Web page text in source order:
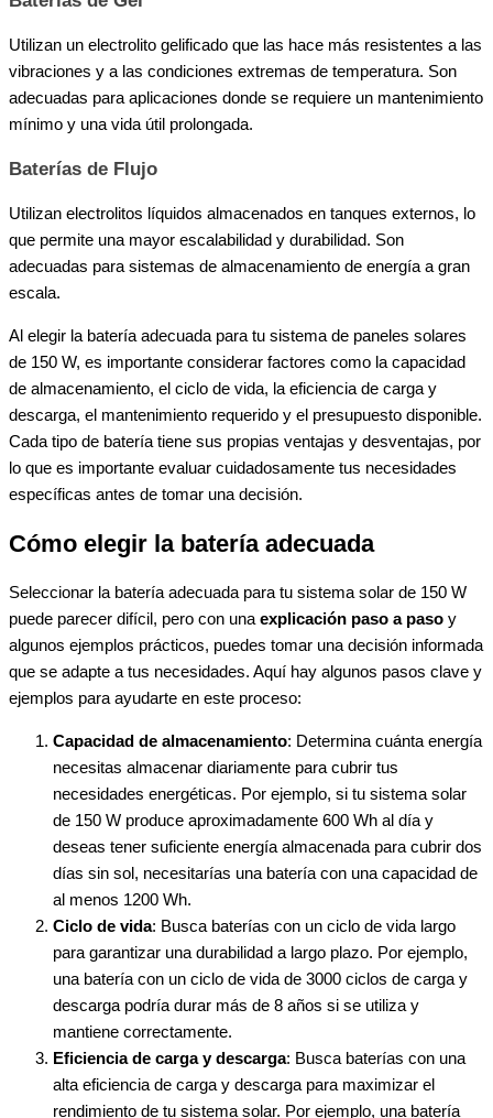
Utilizan un electrolito gelificado que las hace más resistentes a las
vibraciones y a las condiciones extremas de temperatura. Son
adecuadas para aplicaciones donde se requiere un mantenimiento
mínimo y una vida útil prolongada.
Baterías de Flujo
Utilizan electrolitos líquidos almacenados en tanques externos, lo
que permite una mayor escalabilidad y durabilidad. Son
adecuadas para sistemas de almacenamiento de energía a gran
escala.
Al elegir la batería adecuada para tu sistema de paneles solares
de 150 W, es importante considerar factores como la capacidad
de almacenamiento, el ciclo de vida, la eficiencia de carga y
descarga, el mantenimiento requerido y el presupuesto disponible.
Cada tipo de batería tiene sus propias ventajas y desventajas, por
lo que es importante evaluar cuidadosamente tus necesidades
específicas antes de tomar una decisión.
Cómo elegir la batería adecuada
Seleccionar la batería adecuada para tu sistema solar de 150 W
puede parecer difícil, pero con una explicación paso a paso y
algunos ejemplos prácticos, puedes tomar una decisión informada
que se adapte a tus necesidades. Aquí hay algunos pasos clave y
ejemplos para ayudarte en este proceso:
Capacidad de almacenamiento: Determina cuánta energía
necesitas almacenar diariamente para cubrir tus
necesidades energéticas. Por ejemplo, si tu sistema solar
de 150 W produce aproximadamente 600 Wh al día y
deseas tener suficiente energía almacenada para cubrir dos
días sin sol, necesitarías una batería con una capacidad de
al menos 1200 Wh.
Ciclo de vida: Busca baterías con un ciclo de vida largo
para garantizar una durabilidad a largo plazo. Por ejemplo,
una batería con un ciclo de vida de 3000 ciclos de carga y
descarga podría durar más de 8 años si se utiliza y
mantiene correctamente.
Eficiencia de carga y descarga: Busca baterías con una
alta eficiencia de carga y descarga para maximizar el
rendimiento de tu sistema solar. Por ejemplo, una batería